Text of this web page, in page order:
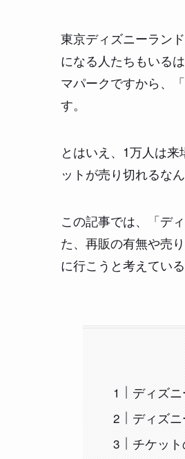
東京ディズニーラン
になる人たちもいる
マパークですから、
す。
とはいえ、1万人は
ットが売り切れるな
この記事では、「デ
た、再販の有無や売
に行こうと考えてい
ディズ
ディズ
チケッ